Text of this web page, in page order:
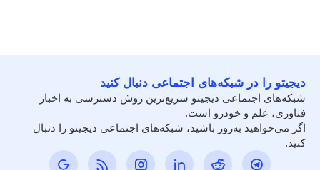
دیجیتو را در شبکه‌های اجتماعی دنبال کنید
شبکه‌های اجتماعی دیجیتو سریع‌ترین روش دسترسی به اخبار
فناوری، علم و خودرو است.
اگر می‌خواهید به‌روز باشید، شبکه‌های اجتماعی دیجیتو را دنبال
کنید.